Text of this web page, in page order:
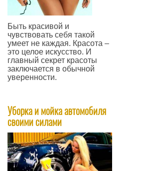
​Быть красивой и
чувствовать себя такой
умеет не каждая. Красота –
это целое искусство. И
главный секрет красоты
заключается в обычной
уверенности.
Уборка и мойка автомобиля
своими силами